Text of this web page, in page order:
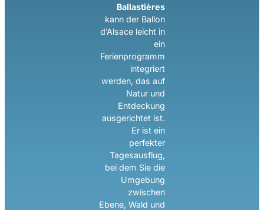
Ballastières
kann der Ballon
d’Alsace leicht in
ein
Ferienprogramm
integriert
werden, das auf
Natur und
Entdeckung
ausgerichtet ist.
Er ist ein
perfekter
Tagesausflug,
bei dem Sie die
Umgebung
zwischen
Ebene, Wald und